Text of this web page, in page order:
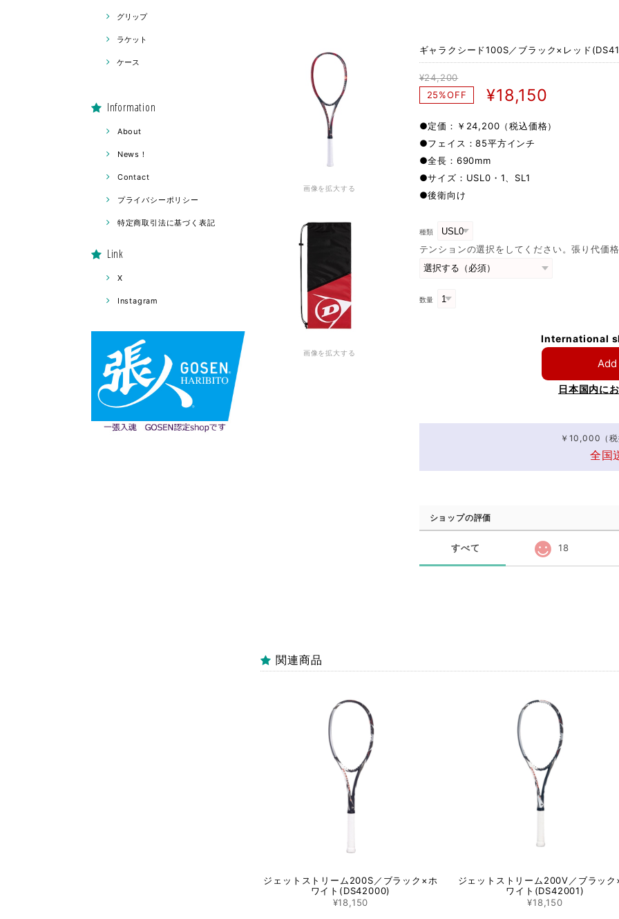
グリップ
ラケット
ケース
Information
About
News！
Contact
プライバシーポリシー
特定商取引法に基づく表記
Link
X
Instagram
画像を拡大する
画像を拡大する
ギャラクシード100S／ブラック×レッド
¥24,200
25%OFF
¥18,150
●定価：￥24,200（税込価格）
●フェイス：85平方インチ
●全長：690mm
●サイズ：USL0・1、SL1
●後衛向け
種類
テンションの選択をしてください。張り代価
数量
International
日本国内に
￥10,000（
全国
ショップの評価
すべて 18
関連商品
ジェットストリーム200S／ブラック×ホ
ワイト(DS42000)
¥18,150
ジェットストリーム200V／ブラック
ワイト(DS42001)
¥18,150